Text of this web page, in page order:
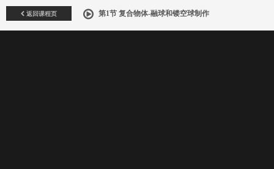
返回课程页 第1节 复合物体-融球和镂空球制作